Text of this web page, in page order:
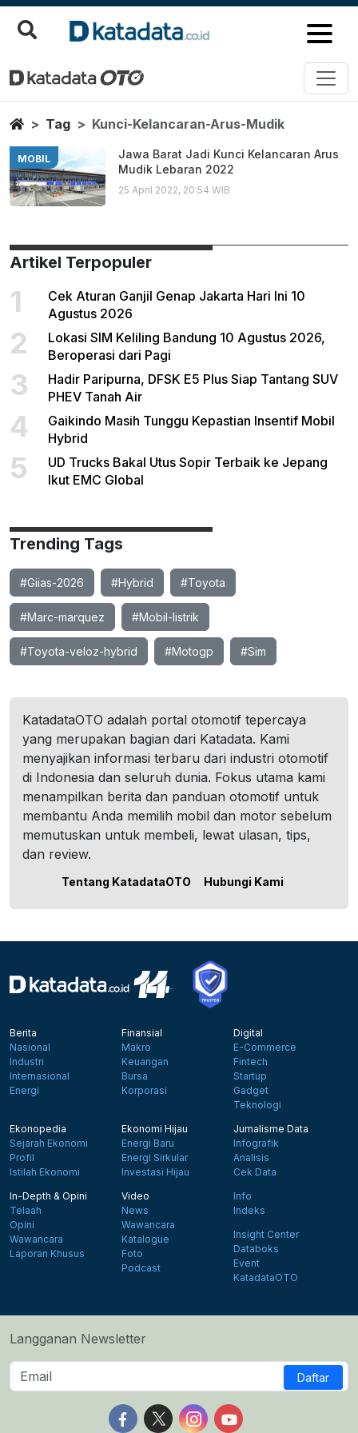
Kunci Kelancaran Arus Mudik
Berita Terbaru
HomeTag Kunci-Kelancaran-Arus-Mudik
MOBIL
Jawa Barat Jadi Kunci Kelancaran Arus
Mudik Lebaran 2022
25 April 2022, 20:54 WIB
Artikel Terpopuler
1
Cek Aturan Ganjil Genap Jakarta Hari Ini 10
Agustus 2026
2
Lokasi SIM Keliling Bandung 10 Agustus 2026,
Beroperasi dari Pagi
3
Hadir Paripurna, DFSK E5 Plus Siap Tantang SUV
PHEV Tanah Air
4
Gaikindo Masih Tunggu Kepastian Insentif Mobil
Hybrid
5
UD Trucks Bakal Utus Sopir Terbaik ke Jepang
Ikut EMC Global
Trending Tags
#Giias-2026 #Hybrid #Toyota
#Marc-marquez #Mobil-listrik
#Toyota-veloz-hybrid #Motogp #Sim
KatadataOTO adalah portal otomotif tepercaya
yang merupakan bagian dari Katadata. Kami
menyajikan informasi terbaru dari industri otomotif
di Indonesia dan seluruh dunia. Fokus utama kami
menampilkan berita dan panduan otomotif untuk
membantu Anda memilih mobil dan motor sebelum
memutuskan untuk membeli, lewat ulasan, tips,
dan review.
Tentang KatadataOTO Hubungi Kami
Berita
Nasional
Industri
Internasional
Energi
Finansial
Makro
Keuangan
Bursa
Korporasi
Digital
E-Commerce
Fintech
Startup
Gadget
Teknologi
Ekonopedia
Sejarah Ekonomi
Profil
Istilah Ekonomi
Ekonomi Hijau
Energi Baru
Energi Sirkular
Investasi Hijau
Jurnalisme Data
Infografik
Analisis
Cek Data
In-Depth & Opini
Telaah
Opini
Wawancara
Laporan Khusus
Video
News
Wawancara
Katalogue
Foto
Podcast
Info
Indeks
Insight Center
Databoks
Event
KatadataOTO
Langganan Newsletter
Daftar
Follow us on Facebook
Follow us on X
Follow us on Instagram
Follow us on